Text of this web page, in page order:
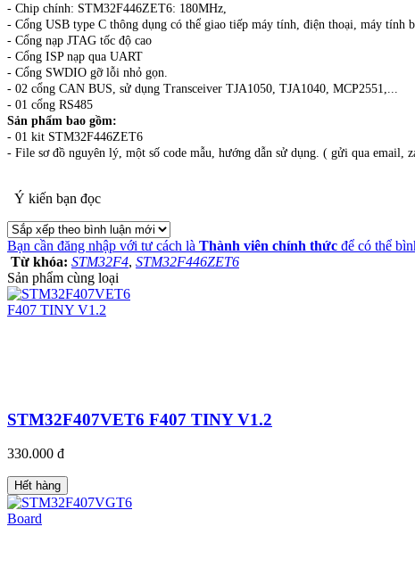
- Chip chính: STM32F446ZET6: 180MHz,
- Cổng USB type C thông dụng có thể giao tiếp máy tính, điện thoại, máy tính
- Cổng nạp JTAG tốc độ cao
- Cổng ISP nạp qua UART
- Cổng SWDIO gỡ lỗi nhỏ gọn.
- 02 cổng CAN BUS, sử dụng Transceiver TJA1050, TJA1040, MCP2551,...
- 01 cổng RS485
Sản phẩm bao gồm:
- 01 kit STM32F446ZET6
- File sơ đồ nguyên lý, một số code mẫu, hướng dẫn sử dụng. ( gửi qua email,
Ý kiến bạn đọc
Bạn cần đăng nhập với tư cách là Thành viên chính thức để có thể
Từ khóa: STM32F4, STM32F446ZET6
Sản phẩm cùng loại
STM32F407VET6 F407 TINY V1.2
330.000 đ
Hết hàng